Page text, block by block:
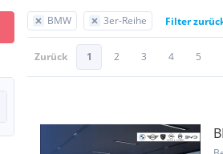
BMW 3er-Reihe Filter
Zurück 1 2 3 4 5